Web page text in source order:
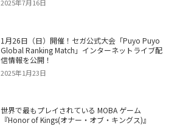
2025年7月16日
1月26日（日）開催！セガ公式大会「Puyo Puyo
Global Ranking Match」インターネットライブ配
信情報を公開！
2025年1月23日
世界で最もプレイされている MOBA ゲーム
『Honor of Kings(オナー・オブ・キングス)』